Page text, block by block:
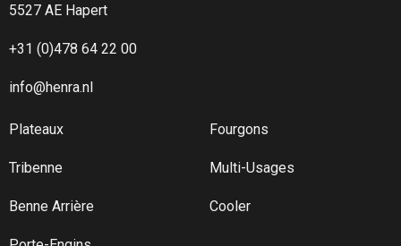
Téléphone:0041-717900808
Email : info@max-anhaenger.ch
5345.7 km
Im Mittelfeld 28
Buggingen 79426
5527 AE Hapert
+31 (0)478 64 22 00
info@henra.nl
Plateaux
Tribenne
Benne Arrière
Fourgons
Multi-Usages
Cooler